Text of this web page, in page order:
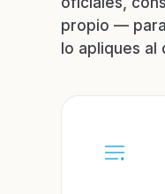
propio —
lo apliques al